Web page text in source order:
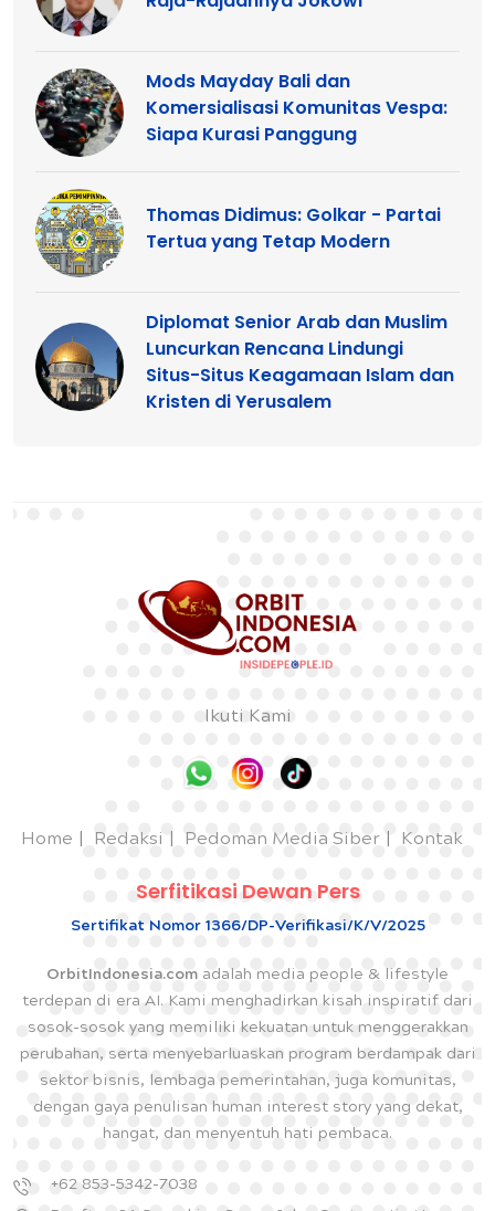
Mods Mayday Bali dan
Komersialisasi Komunitas Vespa:
Siapa Kurasi Panggung
Thomas Didimus: Golkar - Partai
Tertua yang Tetap Modern
Diplomat Senior Arab dan Muslim
Luncurkan Rencana Lindungi
Situs-Situs Keagamaan Islam dan
Kristen di Yerusalem
Ikuti Kami
Home Redaksi Pedoman Media Siber Kontak
Serfitikasi Dewan Pers
Sertifikat Nomor 1366/DP-Verifikasi/K/V/2025
OrbitIndonesia.com adalah media people & lifestyle
terdepan di era AI. Kami menghadirkan kisah inspiratif dari
sosok-sosok yang memiliki kekuatan untuk menggerakkan
perubahan, serta menyebarluaskan program berdampak dari
sektor bisnis, lembaga pemerintahan, juga komunitas,
dengan gaya penulisan human interest story yang dekat,
hangat, dan menyentuh hati pembaca.
+62 853-5342-7038